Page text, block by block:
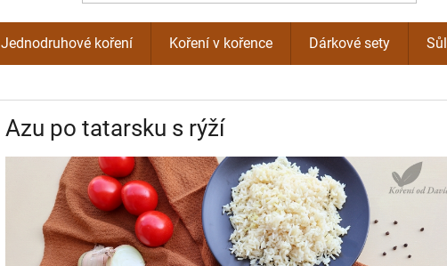
Jednodruhové koření Koření v kořence Dárkové sety Sůl
Azu po tatarsku s rýží